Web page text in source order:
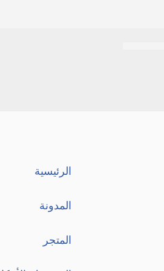
الرئيسية
المدونة
المتجر